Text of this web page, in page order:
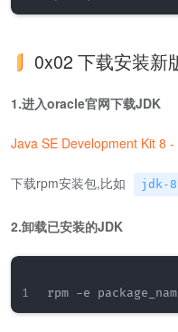
0x02 下载安装新
1.进入oracle官网下载JDK
Java SE Development Kit 8
下载rpm安装包,比如 jdk-
2.卸载已安装的JDK